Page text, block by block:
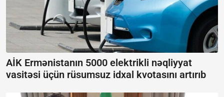
AİK Ermənistanın 5000 elektrikli nəqliyyat
vasitəsi üçün rüsumsuz idxal kvotasını artırıb